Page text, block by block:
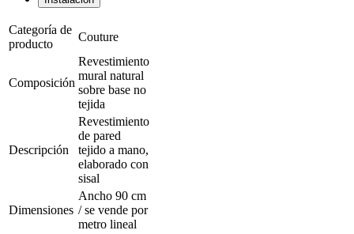
Categoría de
producto
Couture
Composición
Revestimiento
mural natural
sobre base no
tejida
Descripción
Revestimiento
de pared
tejido a mano,
elaborado con
sisal
Dimensiones
Ancho 90 cm
/ se vende por
metro lineal